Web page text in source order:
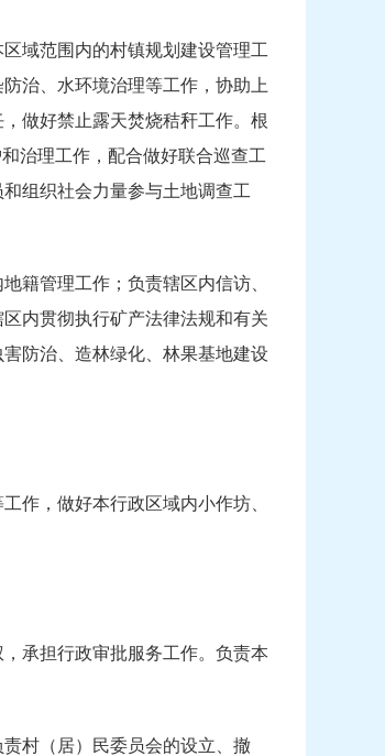
域范围内的村镇规划建设管理工
治、水环境治理等工作，协助上
做好禁止露天焚烧秸秆工作。根
治理工作，配合做好联合巡查工
组织社会力量参与土地调查工
籍管理工作；负责辖区内信访、
内贯彻执行矿产法律法规和有关
防治、造林绿化、林果基地建设
作，做好本行政区域内小作坊、
承担行政审批服务工作。负责本
村（居）民委员会的设立、撤